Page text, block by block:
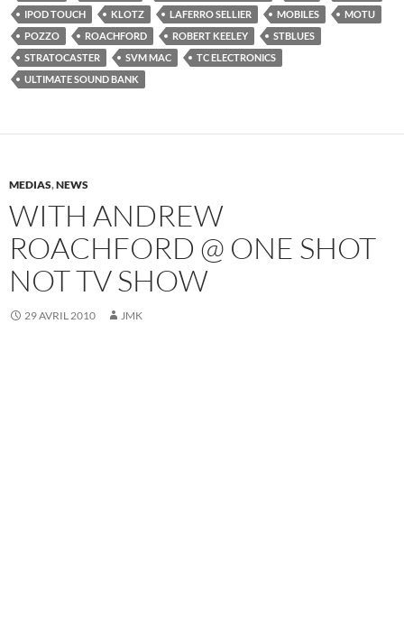
IPOD TOUCH
KLOTZ LAFERRO SELLIER MOBILES
MOTU
POZZO
ROACHFORD ROBERT KEELEY
STBLUES
STRATOCASTER
SVM MAC
TC ELECTRONICS
ULTIMATE SOUND BANK
MEDIAS,NEWS
WITH ANDREW
ROACHFORD @ ONE SHOT
NOT TV SHOW
29 AVRIL 2010 JMK